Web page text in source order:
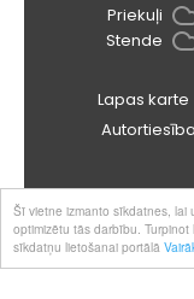
Šī vietne izmanto sīkdatnes, lai
optimizētu tās darbību.
sīkdatņu lietošanai portālā
Priekuļi
Stende
Lapas karte